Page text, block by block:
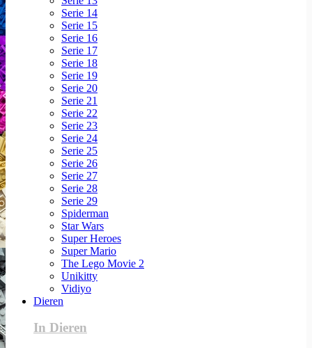
Serie 14
Serie 15
Serie 16
Serie 17
Serie 18
Serie 19
Serie 20
Serie 21
Serie 22
Serie 23
Serie 24
Serie 25
Serie 26
Serie 27
Serie 28
Serie 29
Spiderman
Star Wars
Super Heroes
Super Mario
The Lego Movie 2
Unikitty
Vidiyo
Dieren
In Dieren